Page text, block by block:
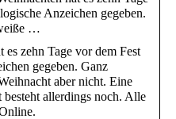
Anzeichen gegeben.
…
es zehn Tage vor dem Fest
gegeben. Ganz
aber nicht. Eine
allerdings noch. Alle